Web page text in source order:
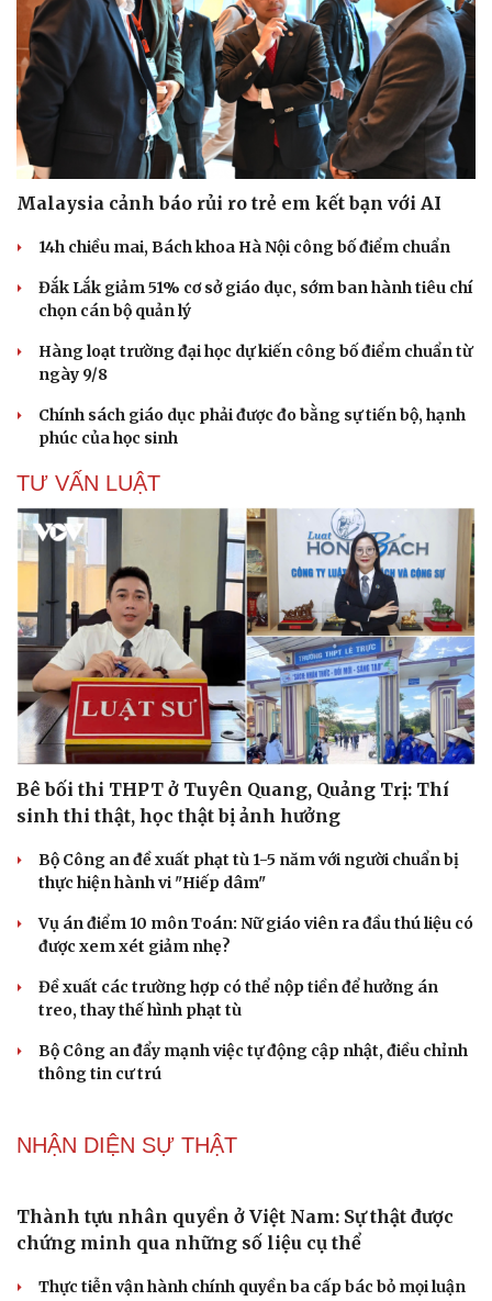
Tư vấn
Săn Tour
check-in
Podcast
Câu chuyện thời sự
Đọc truyện đêm khuya
Cửa sổ tình yêu
Kể chuyện cho bé
Hạt giống tâm hồn
Malaysia cảnh báo rủi ro trẻ em kết bạn với AI
14h chiều mai, Bách khoa Hà Nội công bố điểm chuẩn
Đắk Lắk giảm 51% cơ sở giáo dục, sớm ban hành tiêu chí
chọn cán bộ quản lý
Hàng loạt trường đại học dự kiến công bố điểm chuẩn từ
ngày 9/8
Chính sách giáo dục phải được đo bằng sự tiến bộ, hạnh
phúc của học sinh
TƯ VẤN LUẬT
Bê bối thi THPT ở Tuyên Quang, Quảng Trị: Thí
sinh thi thật, học thật bị ảnh hưởng
Bộ Công an đề xuất phạt tù 1-5 năm với người chuẩn bị
thực hiện hành vi "Hiếp dâm"
Vụ án điểm 10 môn Toán: Nữ giáo viên ra đầu thú liệu có
được xem xét giảm nhẹ?
Đề xuất các trường hợp có thể nộp tiền để hưởng án
treo, thay thế hình phạt tù
Bộ Công an đẩy mạnh việc tự động cập nhật, điều chỉnh
thông tin cư trú
NHẬN DIỆN SỰ THẬT